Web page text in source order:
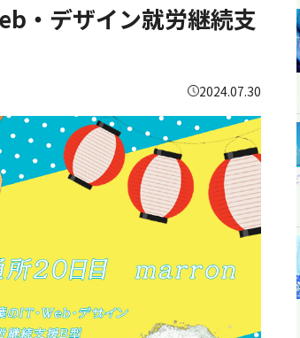
・デザイン就労継続支
2024.07.30